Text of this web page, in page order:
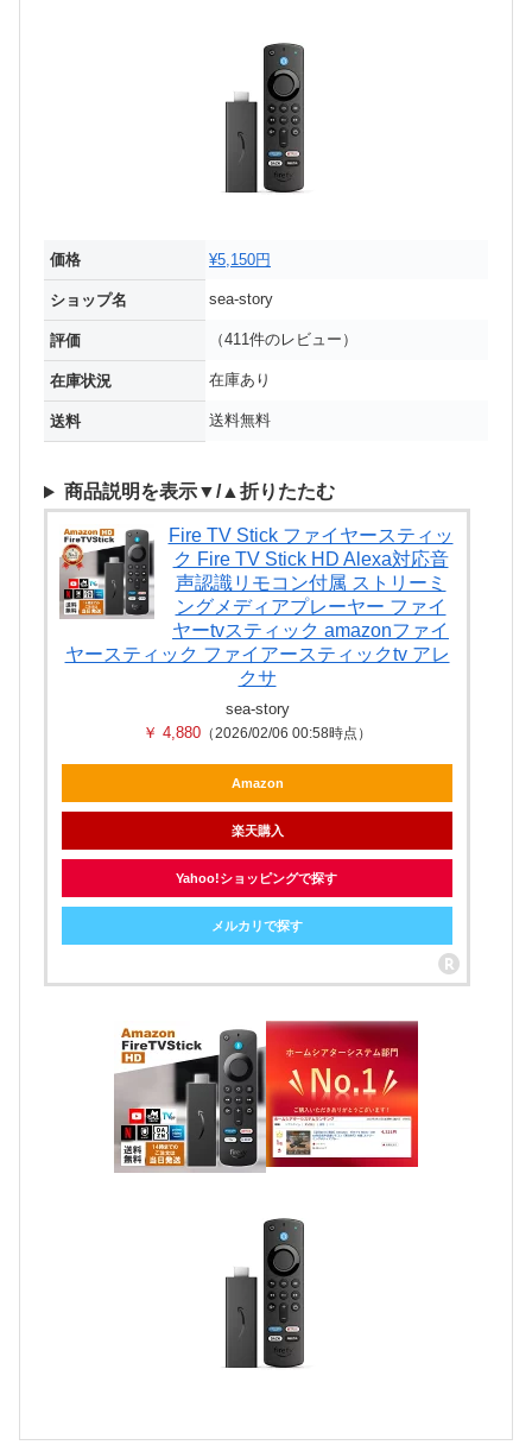
価格 ¥5,150円
ショップ名 sea-story
評価 （411件のレビュー）
在庫状況 在庫あり
送料 送料無料
商品説明を表示▼/▲折りたたむ
Fire TV Stick ファイヤースティッ
ク Fire TV Stick HD Alexa対応音
声認識リモコン付属 ストリーミ
ングメディアプレーヤー ファイ
ヤーtvスティック amazonファイ
ヤースティック ファイアースティックtv アレ
クサ
sea-story
￥ 4,880 （2026/02/06 00:58時点）
Amazon
楽天購入
Yahoo!ショッピングで探す
メルカリで探す